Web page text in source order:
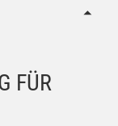
FÜR